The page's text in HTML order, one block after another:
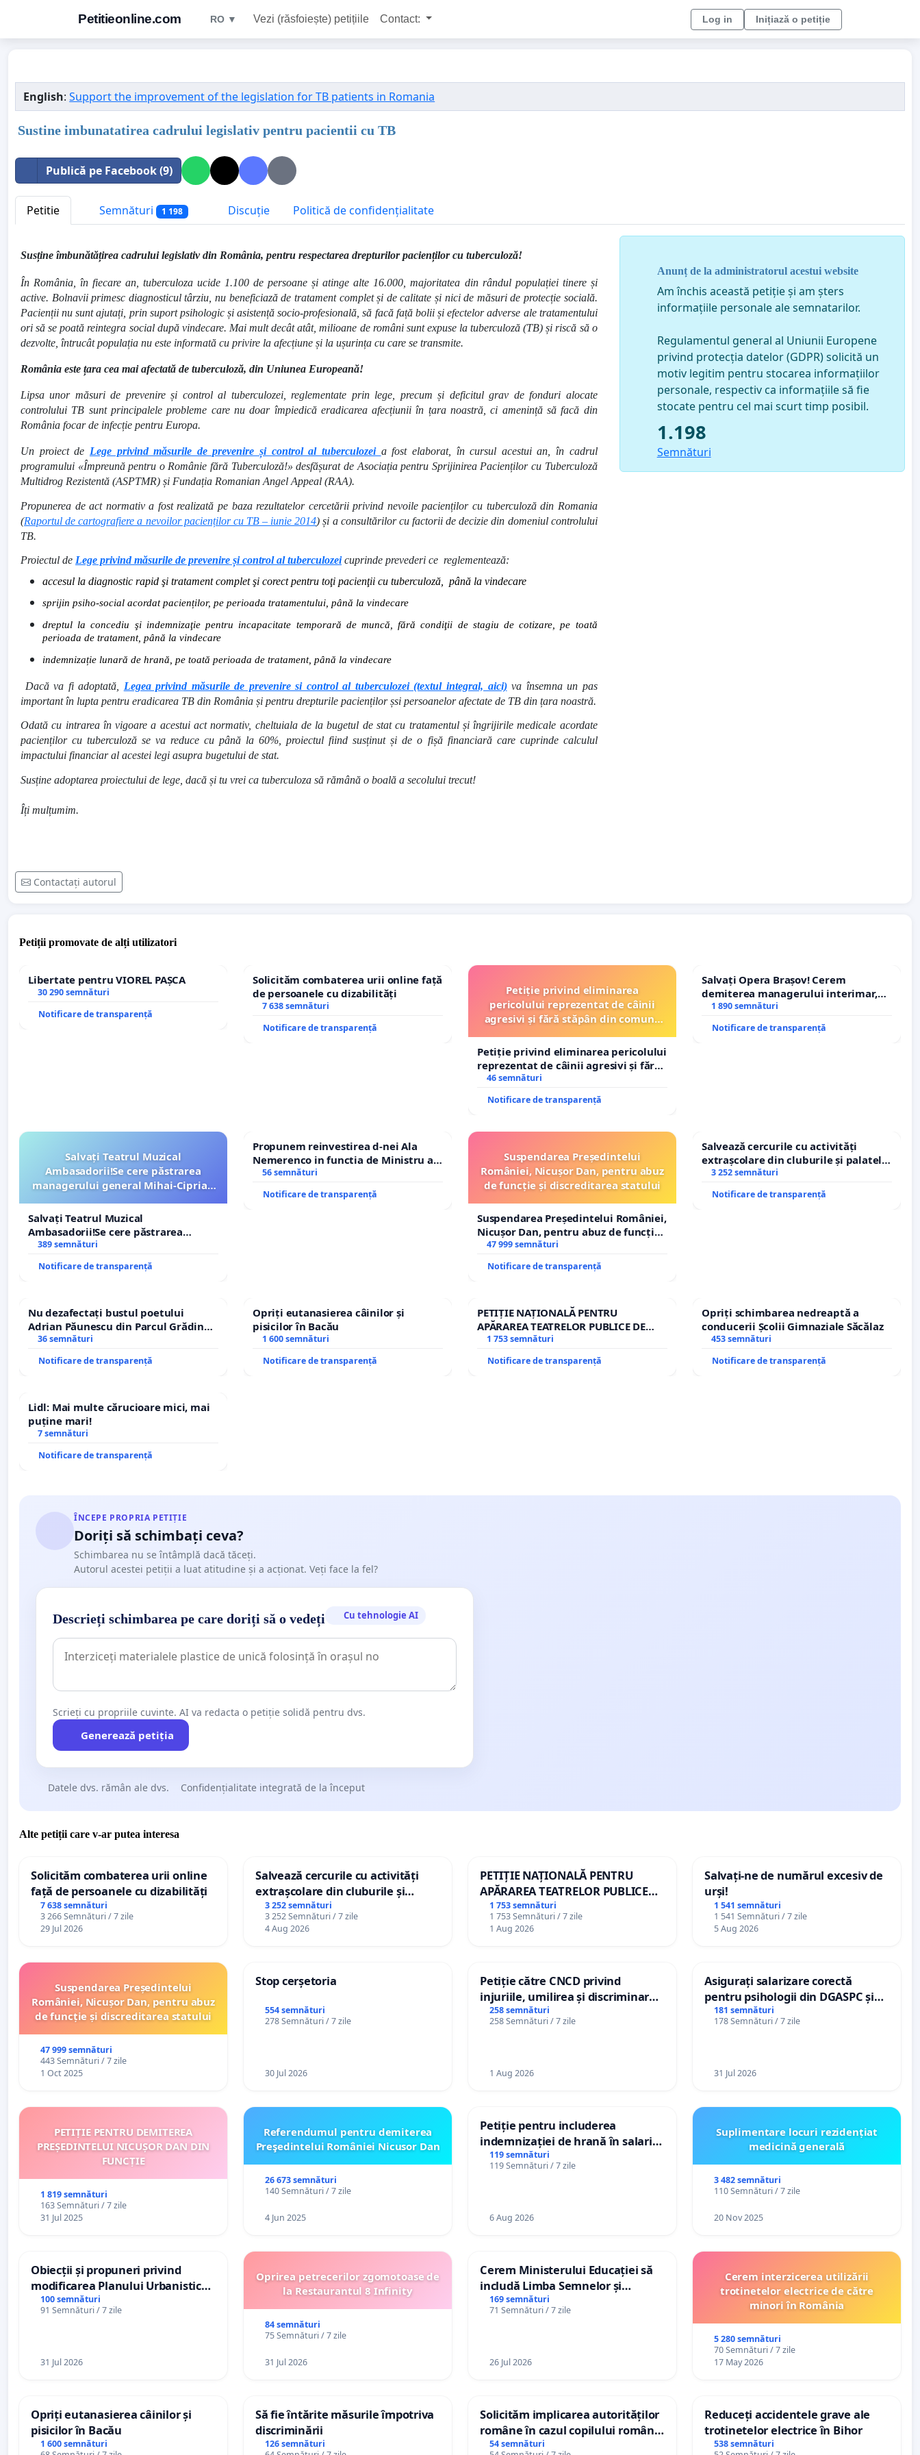
Petitieonline.com RO ▼ Vezi (răsfoiește) petițiile Contact: Log in Inițiază o petiție
English:Support the improvement of the legislation for TB patients in Romania
Sustine imbunatatirea cadrului legislativ pentru pacientii cu TB
Publică pe Facebook (9)
Petitie Semnături 1 198 Discuție Politică de confidențialitate
Susține îmbunătățirea cadrului legislativ din România, pentru respectarea drepturilor pacienților cu tuberculoză!
În România, în fiecare an, tuberculoza ucide 1.100 de persoane și atinge alte 16.000, majoritatea din rândul populației tinere și
active. Bolnavii primesc diagnosticul târziu, nu beneficiază de tratament complet și de calitate și nici de măsuri de protecție socială.
Pacienții nu sunt ajutați, prin suport psihologic și asistență socio-profesională, să facă față bolii și efectelor adverse ale tratamentului
ori să se poată reintegra social după vindecare. Mai mult decât atât, milioane de români sunt expuse la tuberculoză (TB) și riscă să o
dezvolte, întrucât populația nu este informată cu privire la afecțiune și la ușurința cu care se transmite.
România este țara cea mai afectată de tuberculoză, din Uniunea Europeană!
Lipsa unor măsuri de prevenire și control al tuberculozei, reglementate prin lege, precum și deficitul grav de fonduri alocate
controlului TB sunt principalele probleme care nu doar împiedică eradicarea afecțiunii în țara noastră, ci amenință să facă din
România focar de infecție pentru Europa.
Un proiect de Lege privind măsurile de prevenire și control al tuberculozei a fost elaborat, în cursul acestui an, în cadrul
programului «Împreună pentru o Românie fără Tuberculoză!» desfășurat de Asociația pentru Sprijinirea Pacienților cu Tuberculoză
Multidrog Rezistentă (ASPTMR) și Fundația Romanian Angel Appeal (RAA).
Propunerea de act normativ a fost realizată pe baza rezultatelor cercetării privind nevoile pacienților cu tuberculoză din Romania
(Raportul de cartografiere a nevoilor pacienților cu TB – iunie 2014) și a consultărilor cu factorii de decizie din domeniul controlului
TB.
Proiectul de Lege privind măsurile de prevenire și control al tuberculozei cuprinde prevederi ce reglementează:
accesul la diagnostic rapid şi tratament complet şi corect pentru toţi pacienţii cu tuberculoză,
până la vindecare
sprijin psiho-social acordat pacienților, pe perioada tratamentului, până la vindecare
dreptul la concediu şi indemnizaţie pentru incapacitate temporară de muncă, fără condiţii de stagiu de cotizare, pe toată
perioada de tratament, până la vindecare
indemnizație lunară de hrană, pe toată perioada de tratament, până la vindecare
Dacă va fi adoptată, Legea privind măsurile de prevenire si control al tuberculozei (textul integral, aici)va însemna un pas
important în lupta pentru eradicarea TB din România și pentru drepturile pacienților șsi persoanelor afectate de TB din țara noastră.
Odată cu intrarea în vigoare a acestui act normativ, cheltuiala de la bugetul de stat cu tratamentul și îngrijirile medicale acordate
pacienților cu tuberculoză se va reduce cu până la 60%, proiectul fiind susținut și de o fișă financiară care cuprinde calculul
impactului financiar al acestei legi asupra bugetului de stat.
Susține adoptarea proiectului de lege, dacă și tu vrei ca tuberculoza să rămână o boală a secolului trecut!
Îți mulțumim.
Contactați autorul
Anunț de la administratorul acestui website
Am închis această petiție și am șters
informațiile personale ale semnatarilor.
Regulamentul general al Uniunii Europene
privind protecția datelor (GDPR) solicită un
motiv legitim pentru stocarea informațiilor
personale, respectiv ca informațiile să fie
stocate pentru cel mai scurt timp posibil.
1.198
Semnături
Petiții promovate de alți utilizatori
Libertate pentru VIOREL PAȘCA
30 290 semnături
Notificare de transparență
Solicităm combaterea urii online față
de persoanele cu dizabilități
7 638 semnături
Notificare de transparență
Petiție privind eliminarea
pericolului reprezentat de câinii
agresivi și fără stăpân din comuna
Petiție privind eliminarea pericolului
reprezentat de câinii agresivi și fără
stăpân din comuna Tunari
46 semnături
Notificare de transparență
Salvați Opera Brașov! Cerem
demiterea managerului interimar,
Petrean Lucian-Marius!
1 890 semnături
Notificare de transparență
Salvați Teatrul Muzical
Ambasadorii!Se cere păstrarea
managerului general Mihai-Ciprian
Salvați Teatrul Muzical
Ambasadorii!Se cere păstrarea
managerului general Mihai-Ciprian
ROGOJAN
389 semnături
Notificare de transparență
Propunem reinvestirea d-nei Ala
Nemerenco in functia de Ministru al
Sanatatii
56 semnături
Notificare de transparență
Suspendarea Președintelui
României, Nicușor Dan, pentru abuz
de funcție și discreditarea statului
Suspendarea Președintelui României,
Nicușor Dan, pentru abuz de funcție
și discreditarea statului
47 999 semnături
Notificare de transparență
Salvează cercurile cu activități
extrașcolare din cluburile și palatele
copiilor
3 252 semnături
Notificare de transparență
Nu dezafectați bustul poetului
Adrian Păunescu din Parcul Grădina
Icoanei! Stop cenzurii culturale!
36 semnături
Notificare de transparență
Opriți eutanasierea câinilor și
pisicilor în Bacău
1 600 semnături
Notificare de transparență
PETIȚIE NAȚIONALĂ PENTRU
APĂRAREA TEATRELOR PUBLICE DE
REPERTORIU DIN ROMÂNIA
1 753 semnături
Notificare de transparență
Opriți schimbarea nedreaptă a
conducerii Școlii Gimnaziale Săcălaz
453 semnături
Notificare de transparență
Lidl: Mai multe cărucioare mici, mai
puține mari!
7 semnături
Notificare de transparență
ÎNCEPE PROPRIA PETIȚIE
Doriți să schimbați ceva?
Schimbarea nu se întâmplă dacă tăceți.
Autorul acestei petiții a luat atitudine și a acționat. Veți face la fel?
Descrieți schimbarea pe care doriți să o vedeți Cu tehnologie AI
Scrieți cu propriile cuvinte. AI va redacta o petiție solidă pentru dvs.
Generează petiția
Datele dvs. rămân ale dvs. Confidențialitate integrată de la început
Alte petiții care v-ar putea interesa
Solicităm combaterea urii online
față de persoanele cu dizabilități
7 638 semnături
3 266 Semnături / 7 zile
29 Jul 2026
Salvează cercurile cu activități
extrașcolare din cluburile și
palatele copiilor
3 252 semnături
3 252 Semnături / 7 zile
4 Aug 2026
PETIȚIE NAȚIONALĂ PENTRU
APĂRAREA TEATRELOR PUBLICE
DE REPERTORIU DIN ROMÂNIA
1 753 semnături
1 753 Semnături / 7 zile
1 Aug 2026
Salvați-ne de numărul excesiv de
urși!
1 541 semnături
1 541 Semnături / 7 zile
5 Aug 2026
Suspendarea Președintelui
României, Nicușor Dan, pentru abuz
de funcție și discreditarea statului
47 999 semnături
443 Semnături / 7 zile
1 Oct 2025
Stop cerșetoria
554 semnături
278 Semnături / 7 zile
30 Jul 2026
Petiție către CNCD privind
injuriile, umilirea și discriminarea
persoanelor cu dizabilități de
către utilizatorul TikTok „Gorici”
258 semnături
258 Semnături / 7 zile
1 Aug 2026
Asigurați salarizare corectă
pentru psihologii din DGASPC și
spitale
181 semnături
178 Semnături / 7 zile
31 Jul 2026
PETIȚIE PENTRU DEMITEREA
PREȘEDINTELUI NICUȘOR DAN DIN
FUNCȚIE
1 819 semnături
163 Semnături / 7 zile
31 Jul 2025
Referendumul pentru demiterea
Preşedintelui României Nicusor Dan
26 673 semnături
140 Semnături / 7 zile
4 Jun 2025
Petiție pentru includerea
indemnizației de hrană în salariul
de bază și protejarea gradațiilor
de vechime pentru asistenții
119 semnături
119 Semnături / 7 zile
6 Aug 2026
Suplimentare locuri rezidențiat
medicină generală
3 482 semnături
110 Semnături / 7 zile
20 Nov 2025
Obiecții și propuneri privind
modificarea Planului Urbanistic
General al orașului Ialoveni
100 semnături
91 Semnături / 7 zile
31 Jul 2026
Oprirea petrecerilor zgomotoase de
la Restaurantul 8 Infinity
84 semnături
75 Semnături / 7 zile
31 Jul 2026
Cerem Ministerului Educației să
includă Limba Semnelor și
alfabetul Braille în școlile din
Republica Moldova!
169 semnături
71 Semnături / 7 zile
26 Jul 2026
Cerem interzicerea utilizării
trotinetelor electrice de către
minori în România
5 280 semnături
70 Semnături / 7 zile
17 May 2026
Opriți eutanasierea câinilor și
pisicilor în Bacău
1 600 semnături
Să fie întărite măsurile împotriva
discriminării
126 semnături
Solicităm implicarea autorităților
române în cazul copilului român
Wiliam Kristian Gheorghe, aflat în
54 semnături
Reduceți accidentele grave ale
trotinetelor electrice în Bihor
538 semnături